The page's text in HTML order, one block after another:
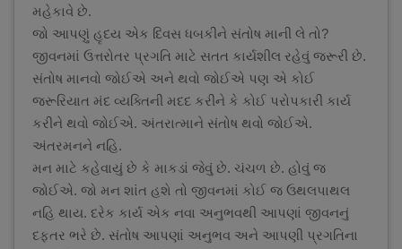
મહેકાવે છે.
જો આપણું હૃદય એક દિવસ ધબકીને સંતોષ માની લે તો?
જીવનમાં ઉત્તરોતર પ્રગતિ માટે સતત કાર્યશીલ રહેવું જરૂરી છે.
સંતોષ માનવો જોઈએ અને થવો જોઈએ પણ એ કોઈ
જરૂરિયાત મંદ વ્યક્તિની મદદ કરીને કે કોઈ પરોપકારી કાર્ય
કરીને થવો જોઈએ. અંતરાત્માને સંતોષ થવો જોઈએ.
અંતરમનને નહિ.
મન માટે કહેવાયું છે કે માકડાં જેવું છે. ચંચળ છે. હોવું જ
જોઈએ. જો મન શાંત હશે તો જીવનમાં કોઈ જ ઉથલપાથલ
નહિ થાય. દરેક કાર્ય એક નવા અનુભવથી આપણાં જીવનનું
દફતર ભરે છે. સંતોષ આપણાં અનુભવ અને આપણી પ્રગતિના